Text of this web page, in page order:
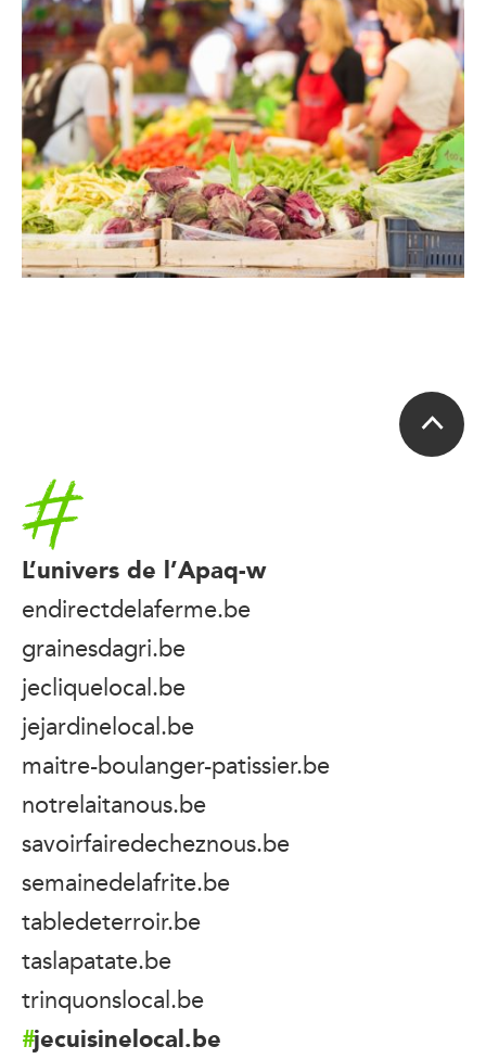
Accueil
L’univers de l’Apaq-w
endirectdelaferme.be
grainesdagri.be
jecliquelocal.be
jejardinelocal.be
maitre-boulanger-patissier.be
notrelaitanous.be
savoirfairedecheznous.be
semainedelafrite.be
tabledeterroir.be
taslapatate.be
trinquonslocal.be
jecuisinelocal.be